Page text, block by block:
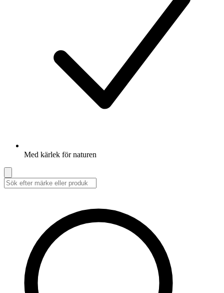
Med kärlek för naturen